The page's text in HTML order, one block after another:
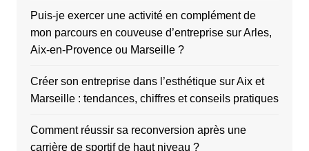
Puis-je exercer une activité en complément de
mon parcours en couveuse d’entreprise sur Arles,
Aix-en-Provence ou Marseille ?
Créer son entreprise dans l’esthétique sur Aix et
Marseille : tendances, chiffres et conseils pratiques
Comment réussir sa reconversion après une
carrière de sportif de haut niveau ?